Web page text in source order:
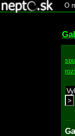
O
>